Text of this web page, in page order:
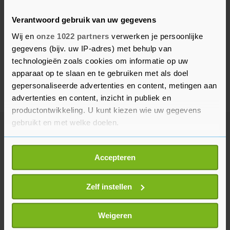
Verantwoord gebruik van uw gegevens
Wij en onze 1022 partners verwerken je persoonlijke
gegevens (bijv. uw IP-adres) met behulp van
technologieën zoals cookies om informatie op uw
apparaat op te slaan en te gebruiken met als doel
gepersonaliseerde advertenties en content, metingen aan
advertenties en content, inzicht in publiek en
productontwikkeling. U kunt kiezen wie uw gegevens
gebruikt en met welke doelen.
Als u het toestaat, willen we ook graag:
Informatie verzamelen over uw geografische
locatie, die tot een paar meter nauwkeurig kan zijn
Uw apparaat identificeren door het actief te
scannen op specifieke eigenschappen (fingerprinting)
Lees meer over hoe uw persoonlijke gegevens worden
verwerkt en stel uw voorkeuren in het
Accepteren
Zelf instellen
Weigeren
Meer uit Entertainment
Britse schrijver van The Horse
Whisperer overleden
3 jaar geleden